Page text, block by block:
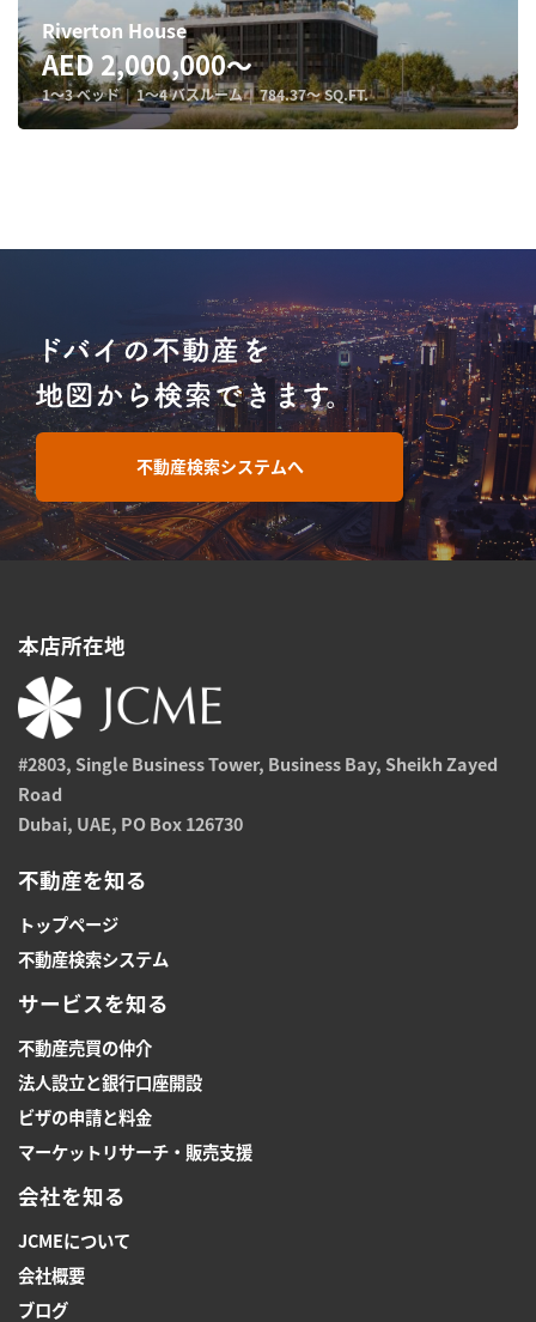
Riverton House
AED 2,000,000〜
1〜3 ベッド | 1〜4 バスルーム | 784.37〜 SQ.FT.
不動産検索システムへ
本店所在地
#2803, Single Business Tower, Business Bay, Sheikh Zayed
Road
Dubai, UAE, PO Box 126730
不動産を知る
トップページ
不動産検索システム
サービスを知る
不動産売買の仲介
法人設立と銀行口座開設
ビザの申請と料金
マーケットリサーチ・販売支援
会社を知る
JCMEについて
会社概要
ブログ